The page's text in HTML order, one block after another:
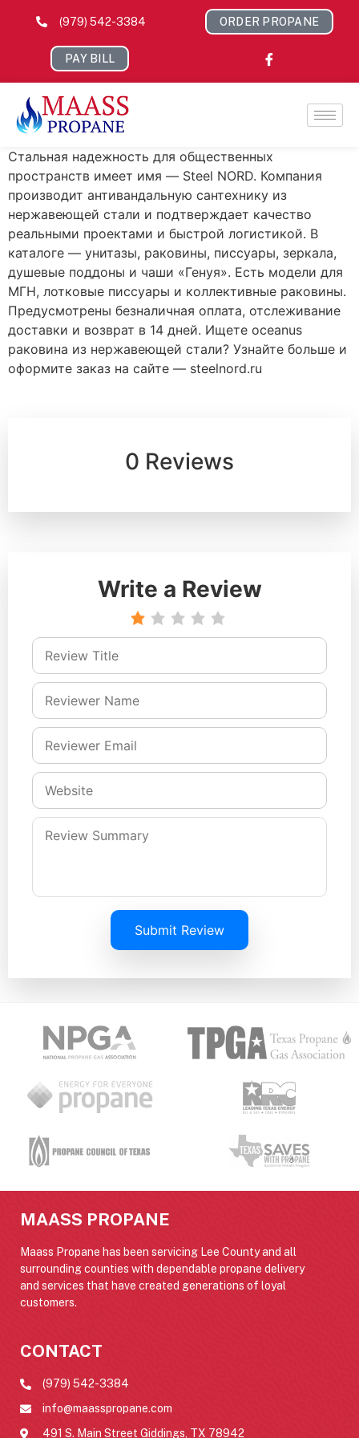
(979) 542-3384 ORDER PROPANE
PAY BILL
Стальная надежность для общественных
пространств имеет имя — Steel NORD. Компания
производит антивандальную сантехнику из
нержавеющей стали и подтверждает качество
реальными проектами и быстрой логистикой. В
каталоге — унитазы, раковины, писсуары, зеркала,
душевые поддоны и чаши «Генуя». Есть модели для
МГН, лотковые писсуары и коллективные раковины.
Предусмотрены безналичная оплата, отслеживание
доставки и возврат в 14 дней. Ищете oceanus
раковина из нержавеющей стали? Узнайте больше и
оформите заказ на сайте — steelnord.ru
0 Reviews
Write a Review
Submit Review
MAASS PROPANE
Maass Propane has been servicing Lee County and all
surrounding counties with dependable propane delivery
and services that have created generations of loyal
customers.
CONTACT
(979) 542-3384
info@maasspropane.com
491 S. Main Street Giddings, TX 78942